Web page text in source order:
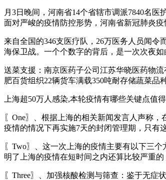
月3日晚间，河南省14个省辖市调派7840名
面对严峻的疫情防控形势，河南省新冠肺炎
来自全国的346支医疗队，26万医务人员闻
海保卫战。一个个数字的背后，是一次次夜
送菜支援：南京医药子公司江苏华晓医药物
肥百货组织22辆货车满载350吨耐存储蔬菜品
上海超50万人感染,本轮疫情有哪些关键点值
〖One〗、根据上海的相关新闻发言人声称
疫情的情况下再实施7天的封闭管理期，只有
〖Two〗、这一次上海的疫情主要有以下三
明了上海的疫情在短时间之内还算比较严重
〖Three〗、加强核酸检测与筛查：鉴于无